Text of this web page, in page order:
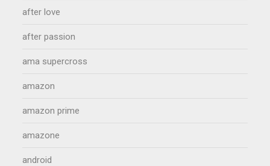
after love
after passion
ama supercross
amazon
amazon prime
amazone
android